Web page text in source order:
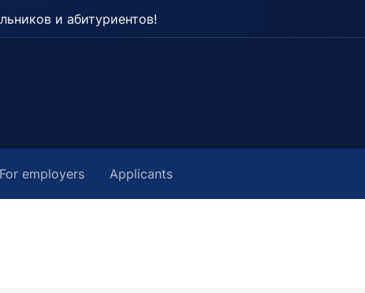
и абитуриентов!
For employers Applicants